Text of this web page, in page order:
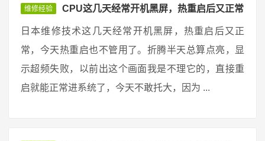
维修经验 CPU这几天经常开机黑屏，热重启后又正常
日本维修技术这几天经常开机黑屏，热重启后又正
常，今天热重启也不管用了。折腾半天总算点亮，显
示超频失败，以前出这个画面我是不理它的，直接重
启就能正常进系统了，今天不敢托大，因为 ...